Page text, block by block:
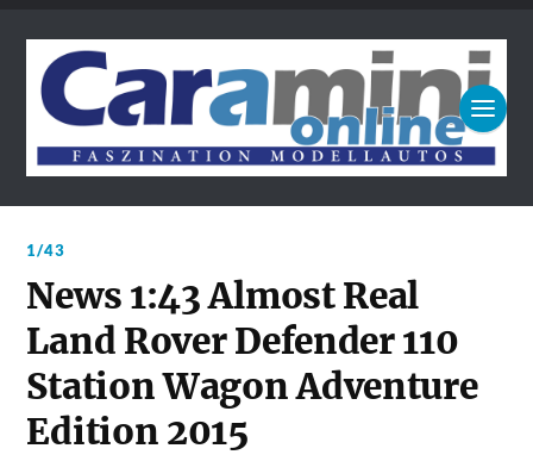
1/43
News 1:43 Almost Real
Land Rover Defender 110
Station Wagon Adventure
Edition 2015